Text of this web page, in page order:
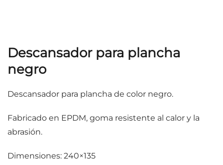
Descansador para plancha
negro
Descansador para plancha de color negro.
Fabricado en EPDM, goma resistente al calor y la
abrasión.
Dimensiones: 240×135